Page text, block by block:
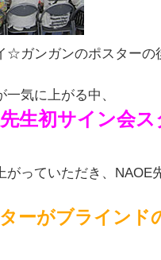
☆ガンガンのポスターの
気に上がる中、
生初サイン会
がっていただき、NAOE
ーがブラインド